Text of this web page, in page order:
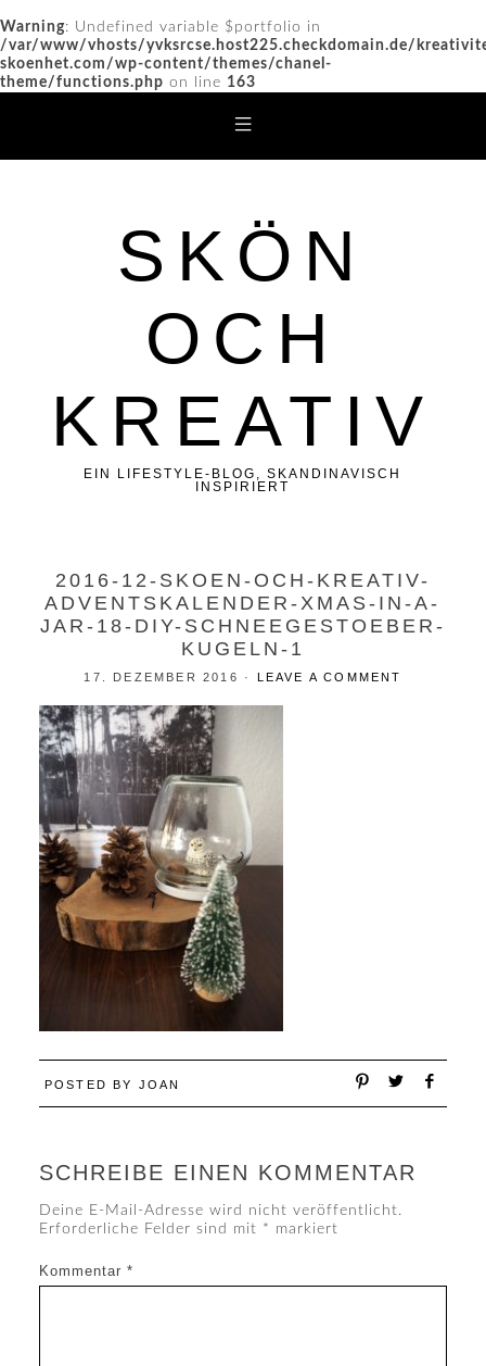
Warning: Undefined variable $portfolio in
/var/www/vhosts/yvksrcse.host225.checkdomain.de/
skoenhet.com/wp-content/themes/chanel-
theme/functions.php on line 163
SKÖN
OCH
KREATIV
EIN LIFESTYLE-BLOG, SKANDINAVISCH
INSPIRIERT
2016-12-SKOEN-OCH-KREATIV-
ADVENTSKALENDER-XMAS-IN-A-
JAR-18-DIY-SCHNEEGESTOEBER-
KUGELN-1
17. DEZEMBER 2016 · LEAVE A COMMENT
POSTED BY JOAN
SCHREIBE EINEN KOMMENTAR
Deine E-Mail-Adresse wird nicht veröffentlicht.
Erforderliche Felder sind mit * markiert
Kommentar *